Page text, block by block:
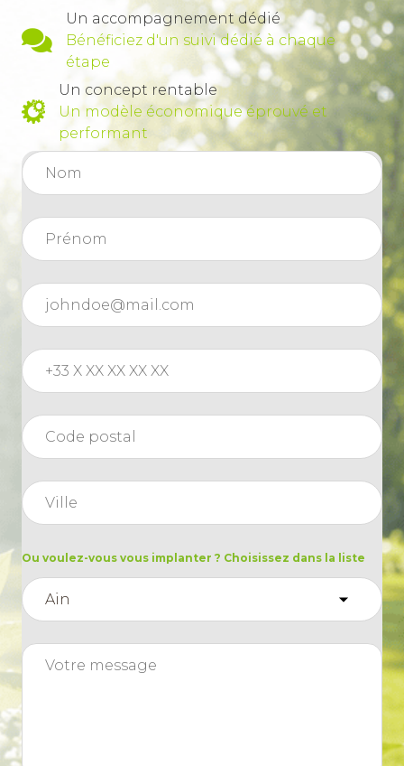
Un accompagnement dédié
Bénéficiez d'un suivi dédié à chaque
étape
Un concept rentable
Un modèle économique éprouvé et
performant
Ou voulez-vous vous implanter ? Choisissez dans la liste